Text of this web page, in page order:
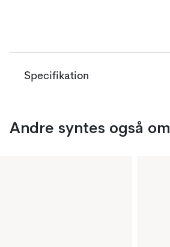
Specifikation
Andre syntes også om